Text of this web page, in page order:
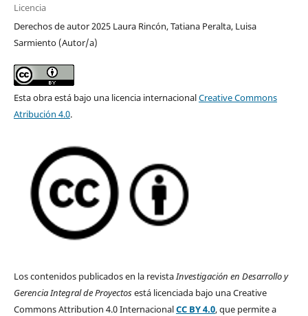
Licencia
Derechos de autor 2025 Laura Rincón, Tatiana Peralta, Luisa
Sarmiento (Autor/a)
Esta obra está bajo una licencia internacionalCreative Commons
Atribución 4.0.
Los contenidos publicados en la revistaInvestigación en Desarrollo y
Gerencia Integral de Proyectosestá licenciada bajo una Creative
Commons Attribution 4.0 InternacionalCC BY 4.0, que permite a